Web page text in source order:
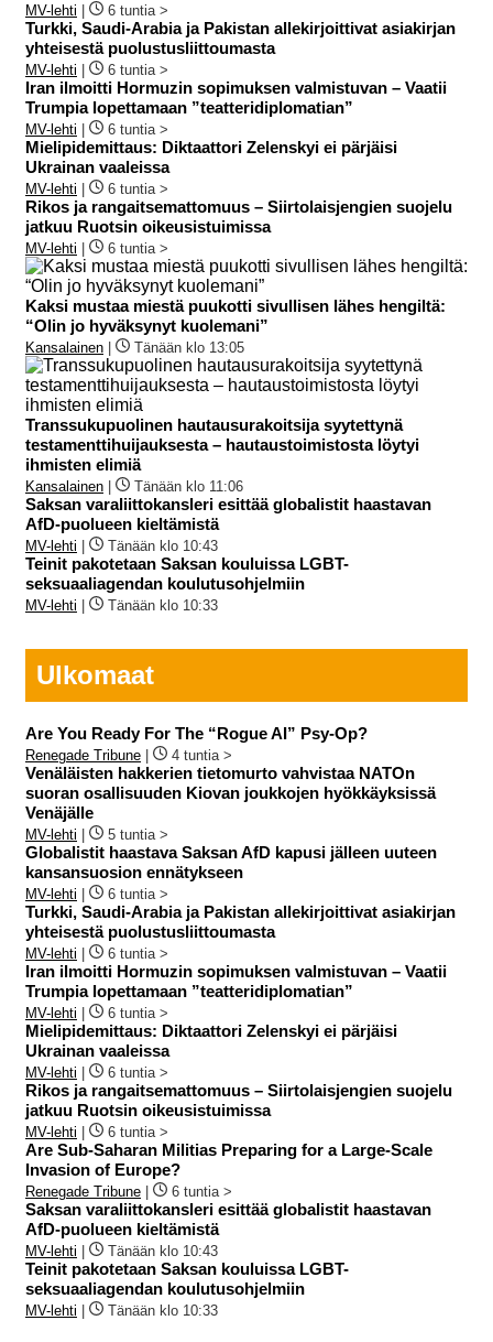
MV-lehti 6 tuntia >
Turkki, Saudi-Arabia ja Pakistan allekirjoittivat asiakirjan
yhteisestä puolustusliittoumasta
MV-lehti 6 tuntia >
Iran ilmoitti Hormuzin sopimuksen valmistuvan – Vaatii
Trumpia lopettamaan ”teatteridiplomatian”
MV-lehti 6 tuntia >
Mielipidemittaus: Diktaattori Zelenskyi ei pärjäisi
Ukrainan vaaleissa
MV-lehti 6 tuntia >
Rikos ja rangaitsemattomuus – Siirtolaisjengien suojelu
jatkuu Ruotsin oikeusistuimissa
MV-lehti 6 tuntia >
Kaksi mustaa miestä puukotti sivullisen lähes hengiltä:
“Olin jo hyväksynyt kuolemani”
Kansalainen Tänään klo 13:05
Transsukupuolinen hautausurakoitsija syytettynä
testamenttihuijauksesta – hautaustoimistosta löytyi
ihmisten elimiä
Kansalainen Tänään klo 11:06
Saksan varaliittokansleri esittää globalistit haastavan
AfD-puolueen kieltämistä
MV-lehti Tänään klo 10:43
Teinit pakotetaan Saksan kouluissa LGBT-
seksuaaliagendan koulutusohjelmiin
MV-lehti Tänään klo 10:33
Ulkomaat
Are You Ready For The “Rogue AI” Psy-Op?
Renegade Tribune 4 tuntia >
Venäläisten hakkerien tietomurto vahvistaa NATOn
suoran osallisuuden Kiovan joukkojen hyökkäyksissä
Venäjälle
MV-lehti 5 tuntia >
Globalistit haastava Saksan AfD kapusi jälleen uuteen
kansansuosion ennätykseen
MV-lehti 6 tuntia >
Turkki, Saudi-Arabia ja Pakistan allekirjoittivat asiakirjan
yhteisestä puolustusliittoumasta
MV-lehti 6 tuntia >
Iran ilmoitti Hormuzin sopimuksen valmistuvan – Vaatii
Trumpia lopettamaan ”teatteridiplomatian”
MV-lehti 6 tuntia >
Mielipidemittaus: Diktaattori Zelenskyi ei pärjäisi
Ukrainan vaaleissa
MV-lehti 6 tuntia >
Rikos ja rangaitsemattomuus – Siirtolaisjengien suojelu
jatkuu Ruotsin oikeusistuimissa
MV-lehti 6 tuntia >
Are Sub-Saharan Militias Preparing for a Large-Scale
Invasion of Europe?
Renegade Tribune 6 tuntia >
Saksan varaliittokansleri esittää globalistit haastavan
AfD-puolueen kieltämistä
MV-lehti Tänään klo 10:43
Teinit pakotetaan Saksan kouluissa LGBT-
seksuaaliagendan koulutusohjelmiin
MV-lehti Tänään klo 10:33